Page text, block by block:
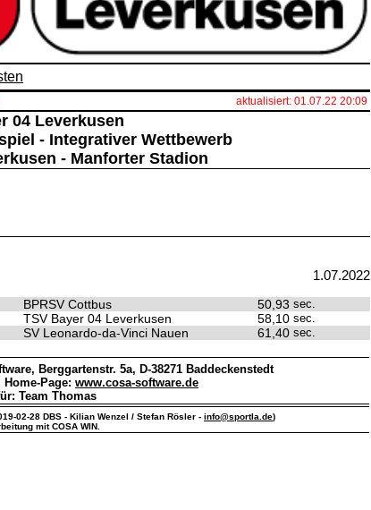
aktualisiert: 01.07.22 20:09
04 Leverkusen
- Integrativer Wettbewerb
- Manforter Stadion
1.07.2022
BPRSV Cottbus 50,93 sec.
TSV Bayer 04 Leverkusen 58,10 sec.
SV Leonardo-da-Vinci Nauen 61,40 sec.
Berggartenstr. 5a, D-38271 Baddeckenstedt
Page: www.cosa-software.de
Team Thomas
02-28 DBS - Kilian Wenzel / Stefan Rösler - info@sportla.de)
mit COSA WIN.